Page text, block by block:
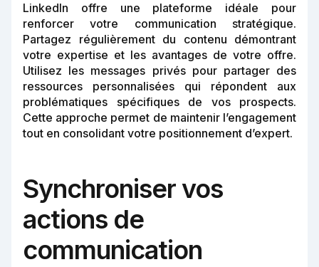
LinkedIn offre une plateforme idéale pour
renforcer votre communication stratégique.
Partagez régulièrement du contenu démontrant
votre expertise et les avantages de votre offre.
Utilisez les messages privés pour partager des
ressources personnalisées qui répondent aux
problématiques spécifiques de vos prospects.
Cette approche permet de maintenir l’engagement
tout en consolidant votre positionnement d’expert.
Synchroniser vos
actions de
communication